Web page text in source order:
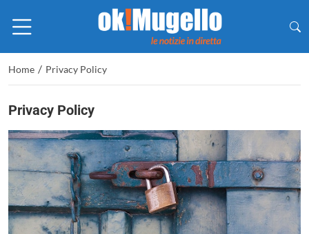
Home / Privacy Policy
Privacy Policy